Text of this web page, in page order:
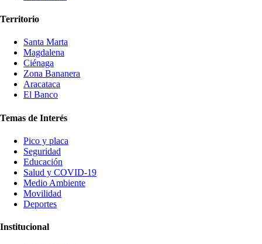
Territorio
Santa Marta
Magdalena
Ciénaga
Zona Bananera
Aracataca
El Banco
Temas de Interés
Pico y placa
Seguridad
Educación
Salud y COVID-19
Medio Ambiente
Movilidad
Deportes
Institucional